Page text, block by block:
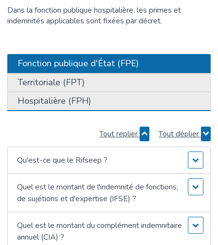
Dans la fonction publique hospitalière, les primes et
indemnités applicables sont fixées par décret.
Fonction publique d'État (FPE)
Territoriale (FPT)
Hospitalière (FPH)
Tout replier Tout déplier
Qu'est-ce que le Rifseep ?
Quel est le montant de l'indemnité de fonctions,
de sujétions et d'expertise (IFSE) ?
Quel est le montant du complément indemnitaire
annuel (CIA) ?